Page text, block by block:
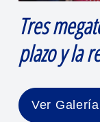
Tres
plazo y la
Ver